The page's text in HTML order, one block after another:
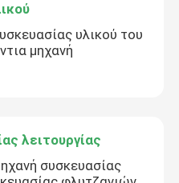
υλικού του
μηχανή
λειτουργίας
συσκευασίας